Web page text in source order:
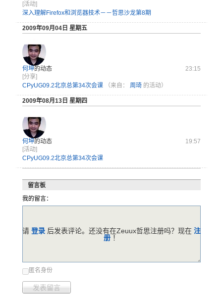
[活动]
深入理解Firefox和浏览器技术－－哲思沙龙第8期
2009年09月04日 星期五
何坤的动态
23:15
[分享]
CPyUG09.2北京总第34次会课
（来自： 周琦 的活动）
2009年08月13日 星期四
何坤的动态
19:57
[活动]
CPyUG09.2北京总第34次会课
留言板
我的留言：
匿名身份
发表留言
请 登录 后发表评论。还没有在Zeuux哲思注册吗？现在 注
册 ！